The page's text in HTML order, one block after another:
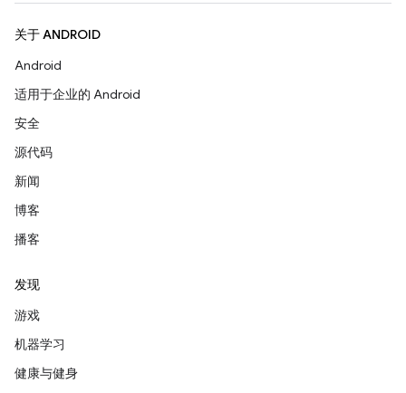
关于 ANDROID
Android
适用于企业的 Android
安全
源代码
新闻
博客
播客
发现
游戏
机器学习
健康与健身